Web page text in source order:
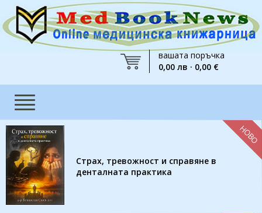
вашата поръчка
0,00 лв · 0,00 €
Страх, тревожност и справяне в
денталната практика
НОВО